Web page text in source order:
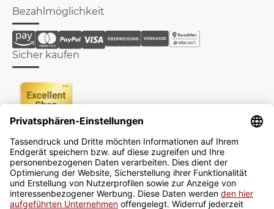
Bezahlmöglichkeit
Sicher kaufen
Newsletter